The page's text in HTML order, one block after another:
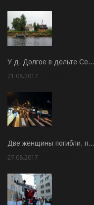
У д. Долгое в дельте Се…
21.08.2017
Две женщины погибли, п…
27.08.2017